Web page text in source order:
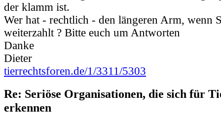
der klamm ist.
Wer hat - rechtlich - den längeren Arm, wenn
weiterzahlt ? Bitte euch um Antworten
Danke
Dieter
tierrechtsforen.de/1/3311/5303
Re: Seriöse Organisationen, die sich für
erkennen